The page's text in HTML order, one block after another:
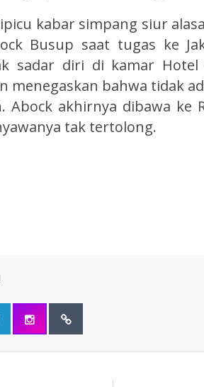
kabar simpang siur
Busup saat tugas ke
sadar diri di kamar Hotel
menegaskan bahwa tidak
Abock akhirnya dibawa ke
tak tertolong.